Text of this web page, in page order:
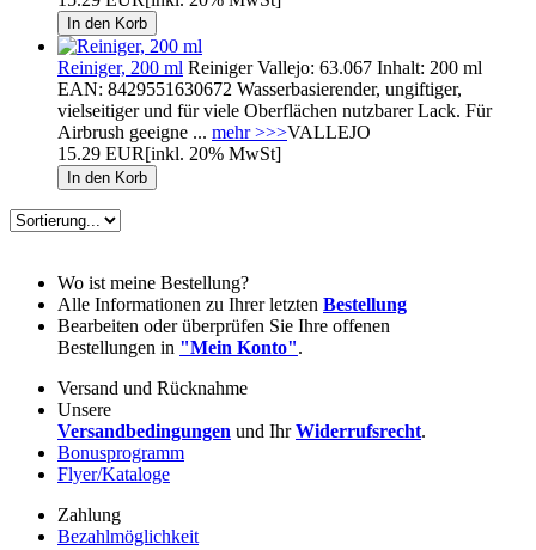
Reiniger, 200 ml Reiniger Vallejo: 63.067 Inhalt: 200 ml
EAN: 8429551630672 Wasserbasierender, ungiftiger,
vielseitiger und für viele Oberflächen nutzbarer Lack. Für
Airbrush geeigne ... mehr >>>VALLEJO
15.29 EUR[inkl. 20% MwSt]
Wo ist meine Bestellung?
Alle Informationen zu Ihrer letzten Bestellung
Bearbeiten oder überprüfen Sie Ihre offenen
Bestellungen in "Mein Konto".
Versand und Rücknahme
Unsere
Versandbedingungen und IhrWiderrufsrecht.
Bonusprogramm
Flyer/Kataloge
Zahlung
Bezahlmöglichkeit